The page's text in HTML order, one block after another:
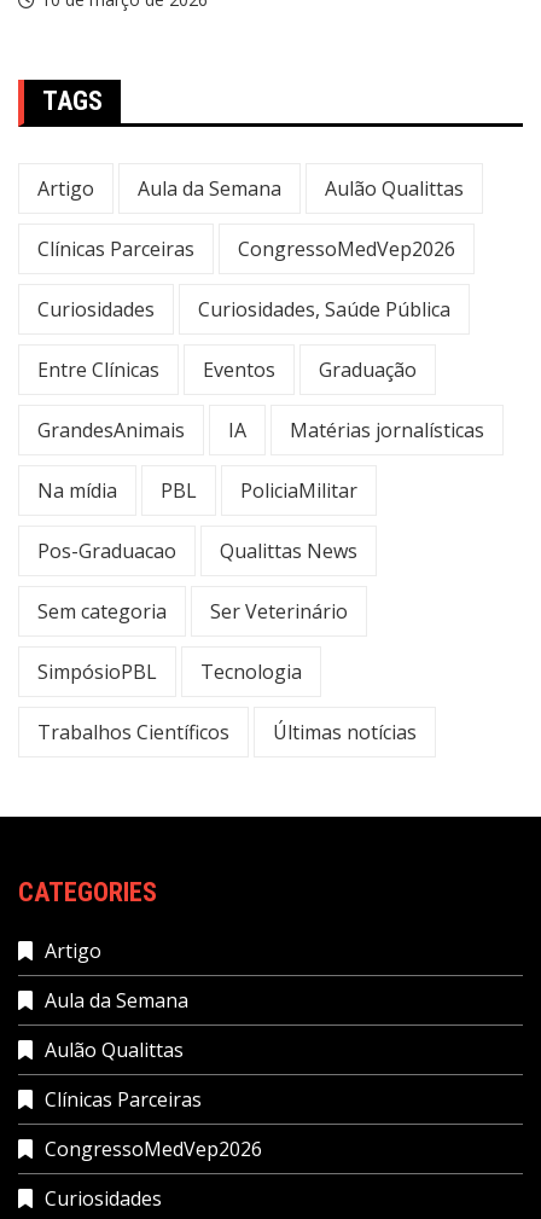
TAGS
Artigo Aula da Semana Aulão Qualittas
Clínicas Parceiras CongressoMedVep2026
Curiosidades Curiosidades, Saúde Pública
Entre Clínicas Eventos Graduação
GrandesAnimais IA Matérias jornalísticas
Na mídia PBL PoliciaMilitar
Pos-Graduacao Qualittas News
Sem categoria Ser Veterinário
SimpósioPBL Tecnologia
Trabalhos Científicos Últimas notícias
CATEGORIES
Artigo
Aula da Semana
Aulão Qualittas
Clínicas Parceiras
CongressoMedVep2026
Curiosidades